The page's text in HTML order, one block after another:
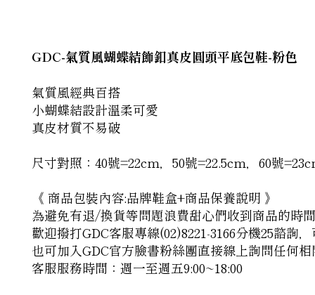
GDC-氣質風蝴蝶結飾釦真皮圓頭平底包鞋-粉色
氣質風經典百搭
小蝴蝶結設計溫柔可愛
真皮材質不易破
尺寸對照：40號=22cm，50號=22.5cm，60號
《 商品包裝內容:品牌鞋盒+商品保養說明 》
為避免有退/換貨等問題浪費甜心們收到商品的時
歡迎撥打GDC客服專線(02)8221-3166分機25諮詢
也可加入GDC官方臉書粉絲團直接線上詢問任何
客服服務時間：週一至週五9:00~18:00